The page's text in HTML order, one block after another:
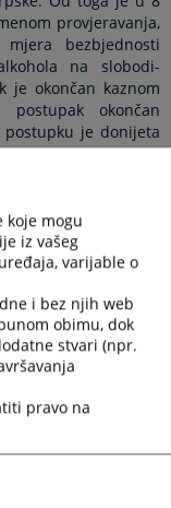
provjeravanja,
bezbjednosti
na slobodi-
je okončan kaznom
okončan
je donijeta
za krivično djelo
zakonika RS.
o zaštiti od nasilja
izrečeno je 11 hitnih
pokrenuto je 17
u porodici ili
koje mogu
iz vašeg
varijable o
i bez njih web
obimu, dok
stvari (npr.
pravo na